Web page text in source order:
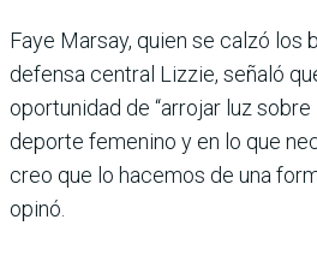
Faye Marsay, quien se calzó los
defensa central Lizzie, señaló
oportunidad de “arrojar luz
deporte femenino y en lo que
creo que lo hacemos de una
opinó.